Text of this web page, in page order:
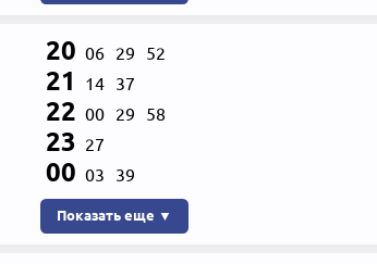
20 06 29 52
21 14 37
22 00 29 58
23 27
00 03 39
Показать еще ▼